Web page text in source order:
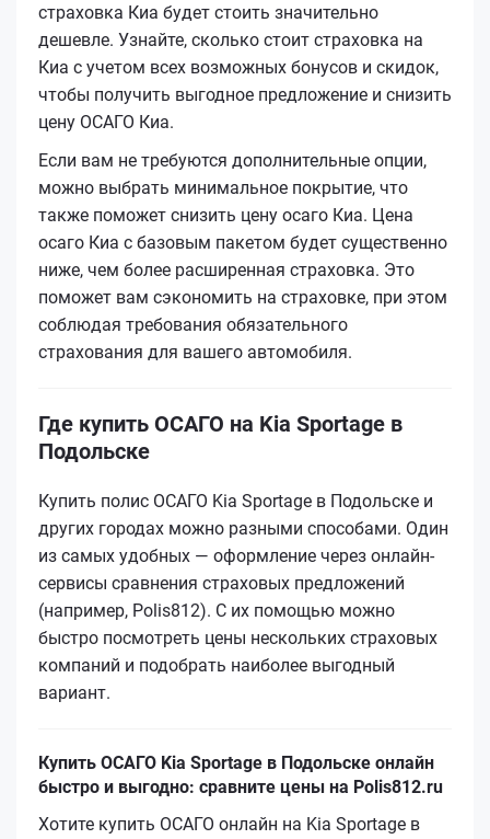
страховка Киа будет стоить значительно
дешевле. Узнайте, сколько стоит страховка на
Киа с учетом всех возможных бонусов и скидок,
чтобы получить выгодное предложение и снизить
цену ОСАГО Киа.
Если вам не требуются дополнительные опции,
можно выбрать минимальное покрытие, что
также поможет снизить цену осаго Киа. Цена
осаго Киа с базовым пакетом будет существенно
ниже, чем более расширенная страховка. Это
поможет вам сэкономить на страховке, при этом
соблюдая требования обязательного
страхования для вашего автомобиля.
Где купить ОСАГО на Kia Sportage в
Подольске
Купить полис ОСАГО Kia Sportage в Подольске и
других городах можно разными способами. Один
из самых удобных — оформление через онлайн-
сервисы сравнения страховых предложений
(например, Polis812). С их помощью можно
быстро посмотреть цены нескольких страховых
компаний и подобрать наиболее выгодный
вариант.
Купить ОСАГО Kia Sportage в Подольске онлайн
быстро и выгодно: сравните цены на Polis812.ru
Хотите купить ОСАГО онлайн на Kia Sportage в